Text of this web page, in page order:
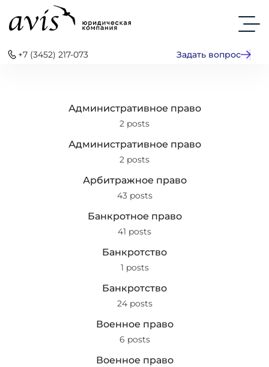
+7 (3452) 217-073 Задать вопрос
Административное право
2 posts
Административное право
2 posts
Арбитражное право
43 posts
Банкротное право
41 posts
Банкротство
1 posts
Банкротство
24 posts
Военное право
6 posts
Военное право